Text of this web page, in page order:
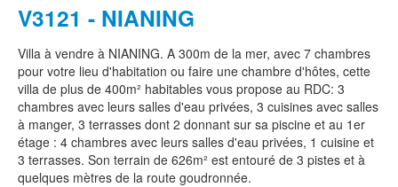
V3121 - NIANING
Villa à vendre à NIANING. A 300m de la mer, avec 7 chambres
pour votre lieu d'habitation ou faire une chambre d'hôtes, cette
villa de plus de 400m² habitables vous propose au RDC: 3
chambres avec leurs salles d'eau privées, 3 cuisines avec salles
à manger, 3 terrasses dont 2 donnant sur sa piscine et au 1er
étage : 4 chambres avec leurs salles d'eau privées, 1 cuisine et
3 terrasses. Son terrain de 626m² est entouré de 3 pistes et à
quelques mètres de la route goudronnée.